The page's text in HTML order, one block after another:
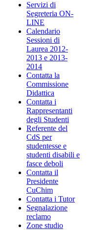
Servizi di
Segreteria ON-
LINE
Calendario
Sessioni di
Laurea 2012-
2013 e 2013-
2014
Contatta la
Commissione
Didattica
Contatta i
Rappresentanti
degli Studenti
Referente del
CdS per
studentesse e
studenti disabili e
fasce deboli
Contatta il
Presidente
CuChim
Contatta i Tutor
Segnalazione
reclamo
Zone studio